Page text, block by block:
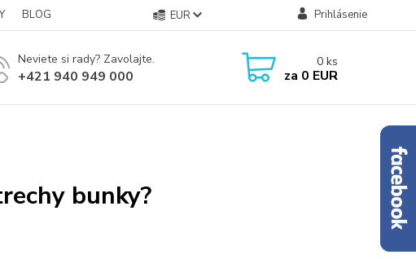
BLOG EUR Prihlásenie
Neviete si rady? Zavolajte.
+421 940 949 000
0 ks
za 0 EUR
bunky?